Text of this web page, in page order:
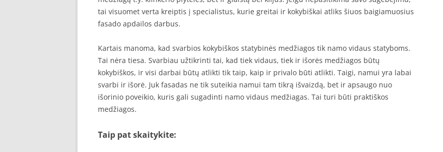
tai visuomet verta kreiptis į specialistus, kurie greitai ir kokybiškai atliks šiuos baigiamuosius
fasado apdailos darbus.
Kartais manoma, kad svarbios kokybiškos statybinės medžiagos tik namo vidaus statyboms.
Tai nėra tiesa. Svarbiau užtikrinti tai, kad tiek vidaus, tiek ir išorės medžiagos būtų
kokybiškos, ir visi darbai būtų atlikti tik taip, kaip ir privalo būti atlikti. Taigi, namui yra labai
svarbi ir išorė. Juk fasadas ne tik suteikia namui tam tikrą išvaizdą, bet ir apsaugo nuo
išorinio poveikio, kuris gali sugadinti namo vidaus medžiagas. Tai turi būti praktiškos
medžiagos.
Taip pat skaitykite: